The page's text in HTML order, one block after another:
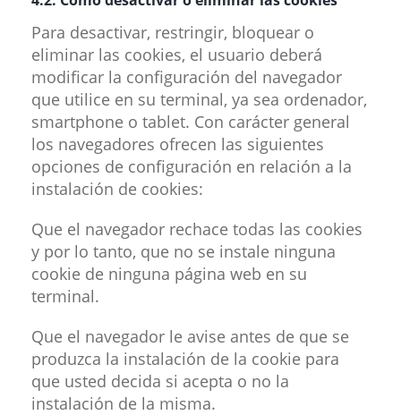
Para desactivar, restringir, bloquear o
eliminar las cookies, el usuario deberá
modificar la configuración del navegador
que utilice en su terminal, ya sea ordenador,
smartphone o tablet. Con carácter general
los navegadores ofrecen las siguientes
opciones de configuración en relación a la
instalación de cookies:
Que el navegador rechace todas las cookies
y por lo tanto, que no se instale ninguna
cookie de ninguna página web en su
terminal.
Que el navegador le avise antes de que se
produzca la instalación de la cookie para
que usted decida si acepta o no la
instalación de la misma.